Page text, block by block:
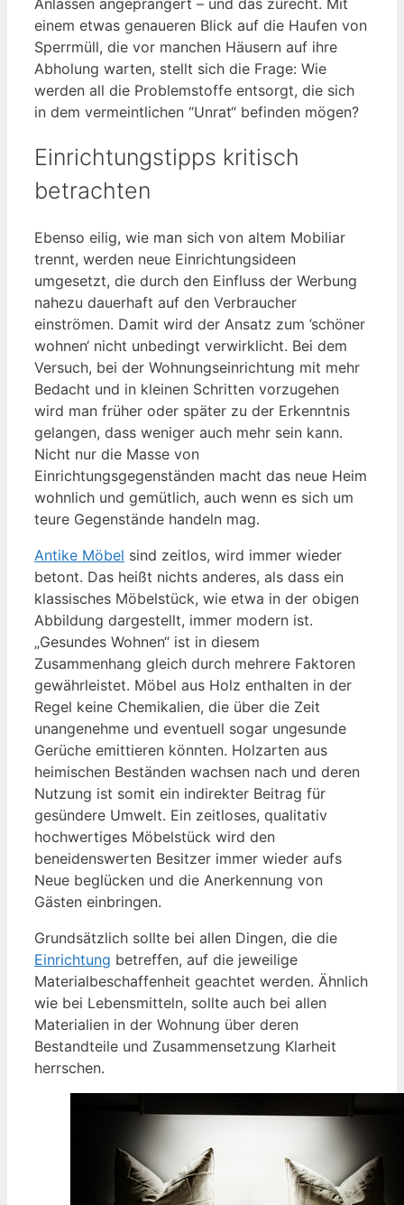
einem etwas genaueren Blick auf die Haufen von
Sperrmüll, die vor manchen Häusern auf ihre
Abholung warten, stellt sich die Frage: Wie
werden all die Problemstoffe entsorgt, die sich
in dem vermeintlichen “Unrat“ befinden mögen?
Einrichtungstipps kritisch
betrachten
Ebenso eilig, wie man sich von altem Mobiliar
trennt, werden neue Einrichtungsideen
umgesetzt, die durch den Einfluss der Werbung
nahezu dauerhaft auf den Verbraucher
einströmen. Damit wird der Ansatz zum ’schöner
wohnen‘ nicht unbedingt verwirklicht. Bei dem
Versuch, bei der Wohnungseinrichtung mit mehr
Bedacht und in kleinen Schritten vorzugehen
wird man früher oder später zu der Erkenntnis
gelangen, dass weniger auch mehr sein kann.
Nicht nur die Masse von
Einrichtungsgegenständen macht das neue Heim
wohnlich und gemütlich, auch wenn es sich um
teure Gegenstände handeln mag.
Antike Möbel sind zeitlos, wird immer wieder
betont. Das heißt nichts anderes, als dass ein
klassisches Möbelstück, wie etwa in der obigen
Abbildung dargestellt, immer modern ist.
„Gesundes Wohnen“ ist in diesem
Zusammenhang gleich durch mehrere Faktoren
gewährleistet. Möbel aus Holz enthalten in der
Regel keine Chemikalien, die über die Zeit
unangenehme und eventuell sogar ungesunde
Gerüche emittieren könnten. Holzarten aus
heimischen Beständen wachsen nach und deren
Nutzung ist somit ein indirekter Beitrag für
gesündere Umwelt. Ein zeitloses, qualitativ
hochwertiges Möbelstück wird den
beneidenswerten Besitzer immer wieder aufs
Neue beglücken und die Anerkennung von
Gästen einbringen.
Grundsätzlich sollte bei allen Dingen, die die
Einrichtung betreffen, auf die jeweilige
Materialbeschaffenheit geachtet werden. Ähnlich
wie bei Lebensmitteln, sollte auch bei allen
Materialien in der Wohnung über deren
Bestandteile und Zusammensetzung Klarheit
herrschen.